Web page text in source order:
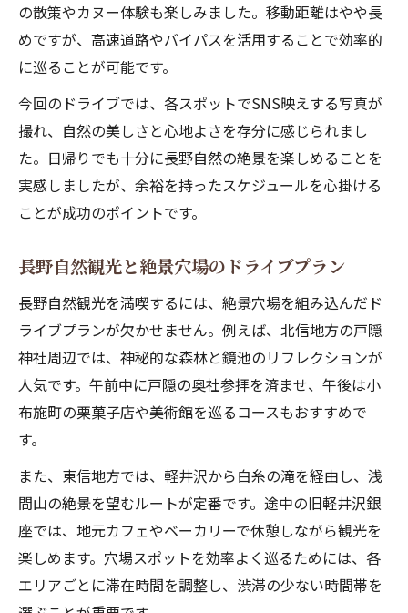
の散策やカヌー体験も楽しみました。移動距離はやや長
めですが、高速道路やバイパスを活用することで効率的
に巡ることが可能です。
今回のドライブでは、各スポットでSNS映えする写真が
撮れ、自然の美しさと心地よさを存分に感じられまし
た。日帰りでも十分に長野自然の絶景を楽しめることを
実感しましたが、余裕を持ったスケジュールを心掛ける
ことが成功のポイントです。
長野自然観光と絶景穴場のドライブプラン
長野自然観光を満喫するには、絶景穴場を組み込んだド
ライブプランが欠かせません。例えば、北信地方の戸隠
神社周辺では、神秘的な森林と鏡池のリフレクションが
人気です。午前中に戸隠の奥社参拝を済ませ、午後は小
布施町の栗菓子店や美術館を巡るコースもおすすめで
す。
また、東信地方では、軽井沢から白糸の滝を経由し、浅
間山の絶景を望むルートが定番です。途中の旧軽井沢銀
座では、地元カフェやベーカリーで休憩しながら観光を
楽しめます。穴場スポットを効率よく巡るためには、各
エリアごとに滞在時間を調整し、渋滞の少ない時間帯を